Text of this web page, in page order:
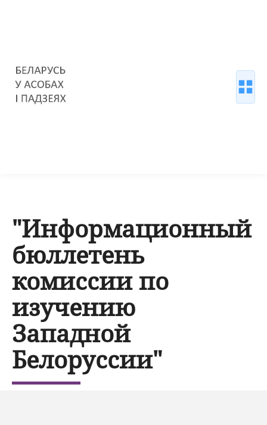
"Информационный
бюллетень
комиссии по
изучению
Западной
Белоруссии"